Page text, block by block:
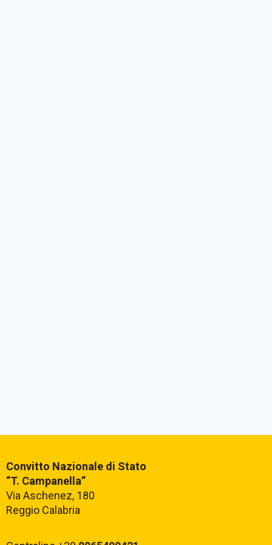
Convitto Nazionale di Stato
“T. Campanella”
Via Aschenez, 180
Reggio Calabria